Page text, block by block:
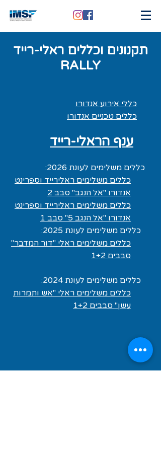
תקנונים וכללים ראלי-רייד
RALLY
כללי אירוע אנדורו
כללים טכניים אנדורו
ענף הראלי-רייד
כללים משלימים לעונת 2026:
כללים משלימים ראלירייד וספרינט
אנדורו "אל הנגב" סבב 2
כללים משלימים ראלירייד וספרינט
אנדורו "אל הנגב 5" סבב 1
כללים משלימים לעונת 2025:
כללים משלימים ראלי "דור המדבר"
סבבים 1+2
כללים משלימים לעונת 2024:
כללים משלימים ראלי "אש ותמרות
עשן" סבבים 1+2